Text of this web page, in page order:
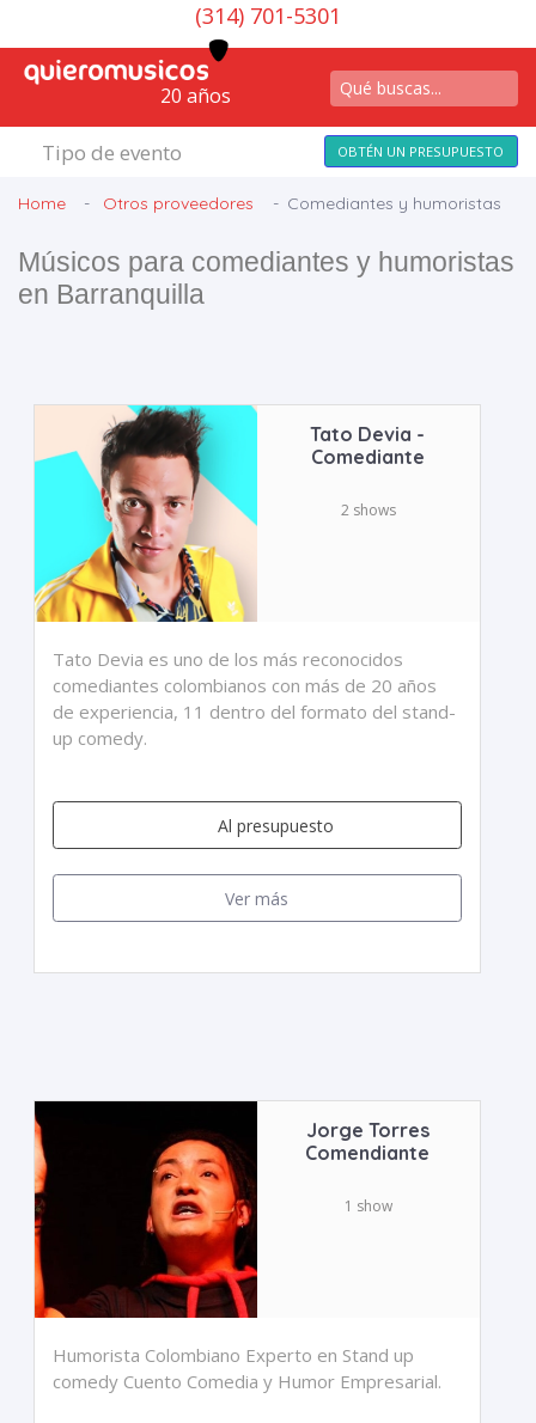
(314) 701-5301
20 años
Tipo de evento OBTÉN UN PRESUPUESTO
Home Otros proveedores Comediantes y humoristas
Músicos para comediantes y humoristas
en Barranquilla
Tato Devia -
Comediante
2 shows
Tato Devia es uno de los más reconocidos
comediantes colombianos con más de 20 años
de experiencia, 11 dentro del formato del stand-
up comedy.
Al presupuesto
Ver más
Jorge Torres
Comendiante
1 show
Humorista Colombiano Experto en Stand up
comedy Cuento Comedia y Humor Empresarial.